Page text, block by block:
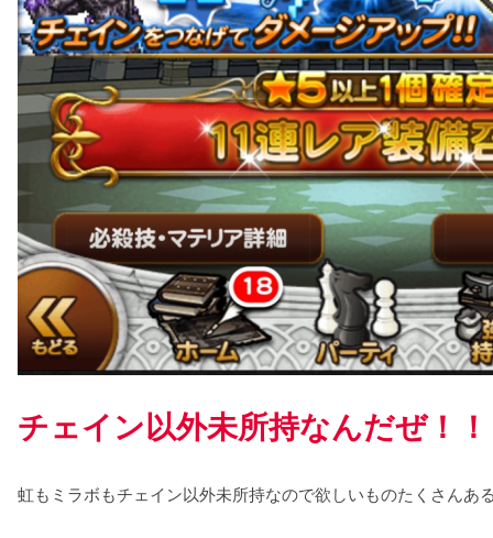
チェイン以外未所持なんだぜ！
虹もミラボもチェイン以外未所持なので欲しいものたくさんあ